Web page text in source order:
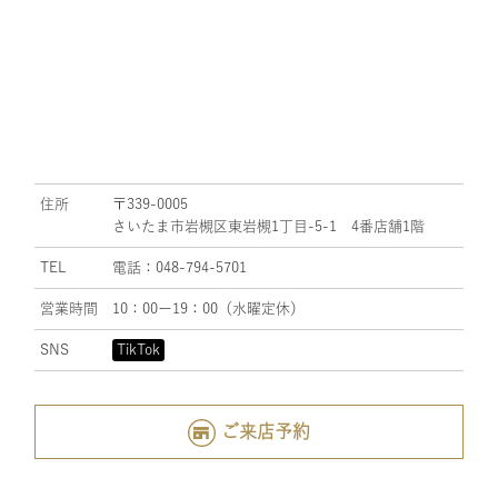
住所
〒339-0005
さいたま市岩槻区東岩槻1丁目-5-1 4番店舗1階
TEL 電話：048-794-5701
営業時間 10：00ー19：00（水曜定休）
SNS TikTok
ご来店予約